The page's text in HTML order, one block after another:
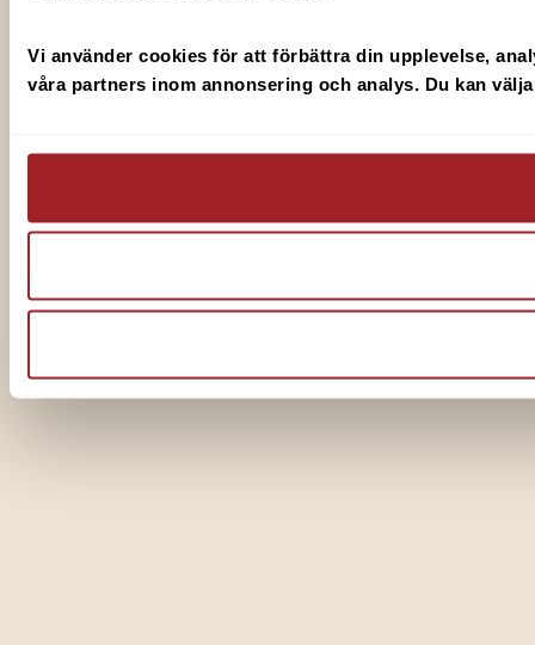
Vi använder cookies för att förbättra din upplevelse,
våra partners inom annonsering och analys. Du kan